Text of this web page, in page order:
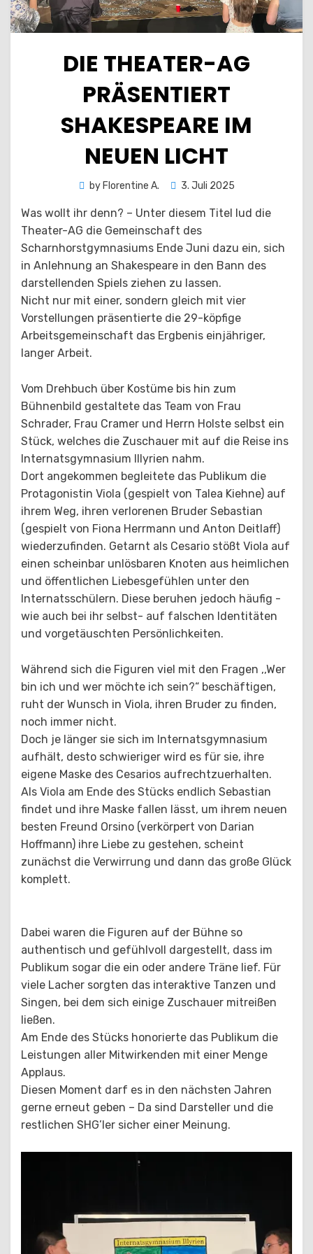
DIE THEATER-AG
PRÄSENTIERT
SHAKESPEARE IM
NEUEN LICHT
by Florentine A.
Posted
3. Juli 2025
Was wollt ihr denn? – Unter diesem Titel lud die
Theater-AG die Gemeinschaft des
Scharnhorstgymnasiums Ende Juni dazu ein, sich
in Anlehnung an Shakespeare in den Bann des
darstellenden Spiels ziehen zu lassen.
Nicht nur mit einer, sondern gleich mit vier
Vorstellungen präsentierte die 29-köpfige
Arbeitsgemeinschaft das Ergbenis einjähriger,
langer Arbeit.
Vom Drehbuch über Kostüme bis hin zum
Bühnenbild gestaltete das Team von Frau
Schrader, Frau Cramer und Herrn Holste selbst ein
Stück, welches die Zuschauer mit auf die Reise ins
Internatsgymnasium Illyrien nahm.
Dort angekommen begleitete das Publikum die
Protagonistin Viola (gespielt von Talea Kiehne) auf
ihrem Weg, ihren verlorenen Bruder Sebastian
(gespielt von Fiona Herrmann und Anton Deitlaff)
wiederzufinden. Getarnt als Cesario stößt Viola auf
einen scheinbar unlösbaren Knoten aus heimlichen
und öffentlichen Liebesgefühlen unter den
Internatsschülern. Diese beruhen jedoch häufig -
wie auch bei ihr selbst- auf falschen Identitäten
und vorgetäuschten Persönlichkeiten.
Während sich die Figuren viel mit den Fragen ,,Wer
bin ich und wer möchte ich sein?“ beschäftigen,
ruht der Wunsch in Viola, ihren Bruder zu finden,
noch immer nicht.
Doch je länger sie sich im Internatsgymnasium
aufhält, desto schwieriger wird es für sie, ihre
eigene Maske des Cesarios aufrechtzuerhalten.
Als Viola am Ende des Stücks endlich Sebastian
findet und ihre Maske fallen lässt, um ihrem neuen
besten Freund Orsino (verkörpert von Darian
Hoffmann) ihre Liebe zu gestehen, scheint
zunächst die Verwirrung und dann das große Glück
komplett.
Dabei waren die Figuren auf der Bühne so
authentisch und gefühlvoll dargestellt, dass im
Publikum sogar die ein oder andere Träne lief. Für
viele Lacher sorgten das interaktive Tanzen und
Singen, bei dem sich einige Zuschauer mitreißen
ließen.
Am Ende des Stücks honorierte das Publikum die
Leistungen aller Mitwirkenden mit einer Menge
Applaus.
Diesen Moment darf es in den nächsten Jahren
gerne erneut geben – Da sind Darsteller und die
restlichen SHG’ler sicher einer Meinung.